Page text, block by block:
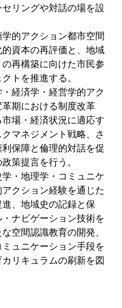
リングや対話の場を設
的アクション都市空間
資本の再評価と、地域
の再構築に向けた市民参
トを推進する。
経済学・経営学的アク
革期における制度改革
場・経済状況に適応す
マネジメント戦略、さ
保障と倫理的対話を促
策提言を行う。
・地理学・コミュニケ
クション経験を通じた
、地域史の記録と保
ナビゲーション技術を
空間認識教育の開発、
ミュニケーション手段を
リキュラムの刷新を図